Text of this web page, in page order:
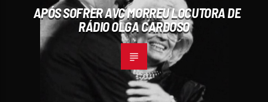
APÓS SOFRER AVC MORREU LOCUTORA DE
RÁDIO OLGA CARDOSO